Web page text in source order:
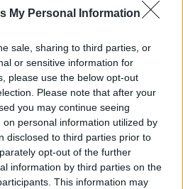
My Personal Information
sale, sharing to third parties, or
or sensitive information for
please use the below opt-out
Please note that after your
you may continue seeing
personal information utilized by
disclosed to third parties prior to
opt-out of the further
information by third parties on the
This information may
a vonatkozó
Itt is oldószeres
majd egy új pengéjű szikével
vágásokat ejtve haladtam. A
a peremeken. A löveg
de a vízszintes elforgatást
mondjuk a Tamiya-
két pozícióban rögzíthető, én
A kétoldalt tekergő
ilyen formájúak, egy
elég rugalmasak,